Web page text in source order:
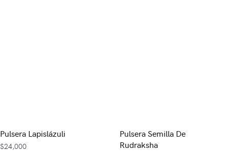
Pulsera Lapislázuli
$24,000
Pulsera Semilla De
Rudraksha